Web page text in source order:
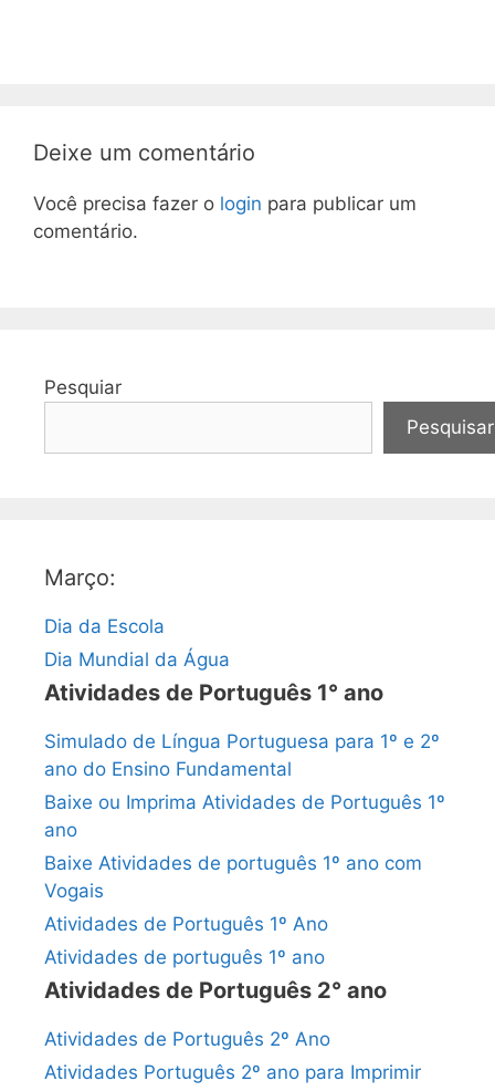
Deixe um comentário
Você precisa fazer o login para publicar um
comentário.
Pesquiar
Pesquisar
Março:
Dia da Escola
Dia Mundial da Água
Atividades de Português 1° ano
Simulado de Língua Portuguesa para 1º e 2º
ano do Ensino Fundamental
Baixe ou Imprima Atividades de Português 1º
ano
Baixe Atividades de português 1º ano com
Vogais
Atividades de Português 1º Ano
Atividades de português 1º ano
Atividades de Português 2° ano
Atividades de Português 2º Ano
Atividades Português 2º ano para Imprimir